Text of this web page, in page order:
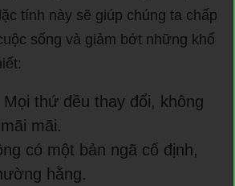
tính này sẽ giúp chúng ta chấp
sống và giảm bớt những khổ
Mọi thứ đều thay đổi, không
mãi.
có một bản ngã cố định,
hằng.